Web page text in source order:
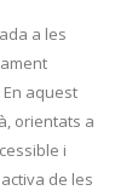
a les
aquest
orientats a
i
de les